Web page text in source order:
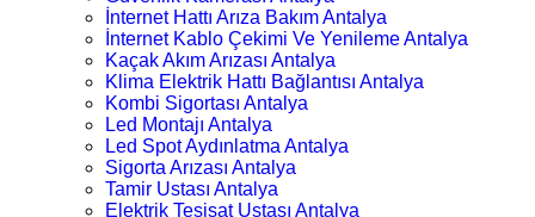
İnternet Hattı Arıza Bakım Antalya
İnternet Kablo Çekimi Ve Yenileme Antalya
Kaçak Akım Arızası Antalya
Klima Elektrik Hattı Bağlantısı Antalya
Kombi Sigortası Antalya
Led Montajı Antalya
Led Spot Aydınlatma Antalya
Sigorta Arızası Antalya
Tamir Ustası Antalya
Elektrik Tesisat Ustası Antalya